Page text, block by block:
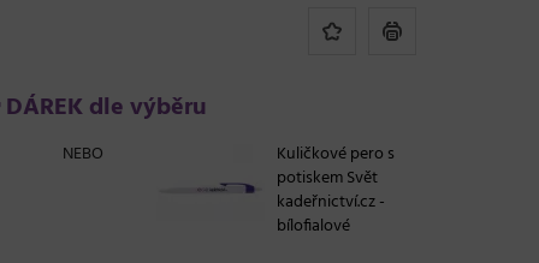
DÁREK dle výběru
NEBO
Kuličkové pero s
potiskem Svět
kadeřnictví.cz -
bílofialové